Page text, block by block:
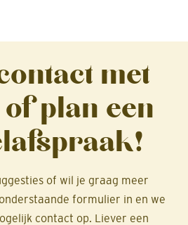
met
plan een
of wil je graag meer
formulier in en we
contact op. Liever een